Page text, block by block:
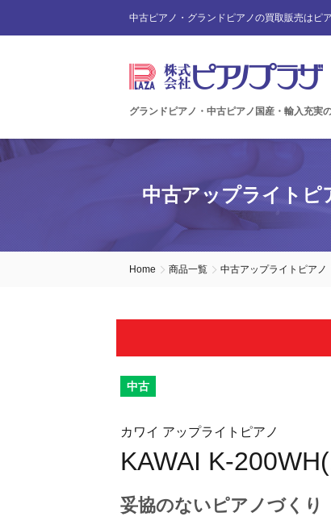
中古ピアノ・グランドピアノの買取販売はピ
グランドピアノ・中古ピアノ国産・輸入充実
中古アップライトピ
Home 商品一覧 中古アップライトピアノ
中古
カワイ アップライトピアノ
KAWAI K-
妥協のないピアノづくり